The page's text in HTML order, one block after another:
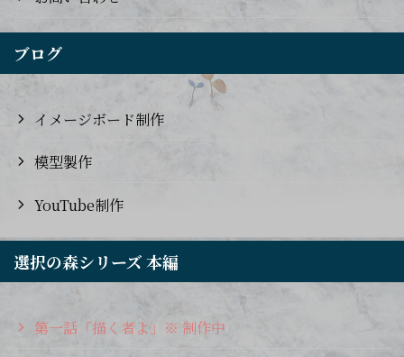
ブログ
イメージボード制作
模型製作
YouTube制作
選択の森シリーズ 本編
第一話「描く者よ」※ 制作中